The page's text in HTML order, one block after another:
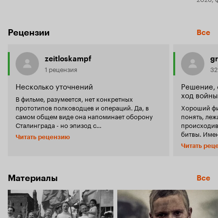
Рецензии Все
zeitloskampf
1 рецензия
Несколько уточнений
В фильме, разумеется, нет конкретных
прототипов полководцев и операций. Да, в
самом общем виде она напоминает оборону
Сталинграда - но эпизод с
контрартподготовкой взят из Курской битвы.
Эрмлер просто хотел показать, как работает
И показал отлично! Виден тяжкий груз
стоить жизни тысячам бойцов. Видно, как
важна информация и разведка - когда за
восстановление связи жизни не жаль.
Читать рецензию
Решение,
ход войны
Хороший
понять,
битвы.
Под
вероятно,
ожидании
видно и внутри, и между
нарастает
Читать
Материалы Все